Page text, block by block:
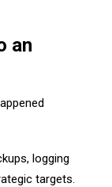
an
logging
targets.